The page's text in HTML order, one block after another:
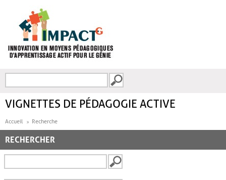
FORMULAIRE DE
VIGNETTES DE PÉDAGOGIE ACTIVE
Accueil Recherche
RECHERCHER